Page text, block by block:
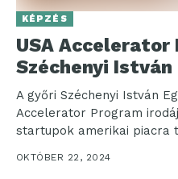
KÉPZÉS
USA
Széchenyi
A győri Széchenyi István
Accelerator Program
startupok amerikai piacra
legfontosabb eszköze...
OKTÓBER 22, 2024